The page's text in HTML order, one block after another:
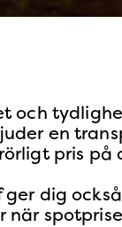
och
en
pris
dig
när